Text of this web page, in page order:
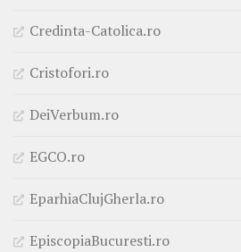
Credinta-Catolica.ro
Cristofori.ro
DeiVerbum.ro
EGCO.ro
EparhiaClujGherla.ro
EpiscopiaBucuresti.ro